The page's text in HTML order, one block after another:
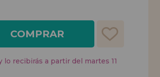
COMPRAR
lo recibirás a partir del martes 11